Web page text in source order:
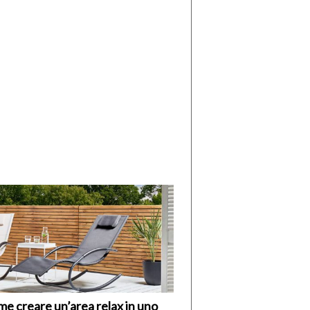
creare un’area relax in uno
di
I
Vespri